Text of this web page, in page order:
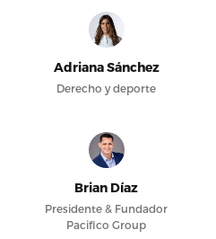
Adriana Sánchez
Derecho y deporte
Brian Díaz
Presidente & Fundador
Pacifico Group